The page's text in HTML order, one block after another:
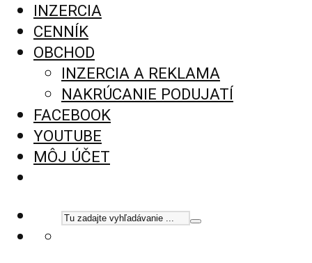
INZERCIA
CENNÍK
OBCHOD
INZERCIA A REKLAMA
NAKRÚCANIE PODUJATÍ
FACEBOOK
YOUTUBE
MÔJ ÚČET